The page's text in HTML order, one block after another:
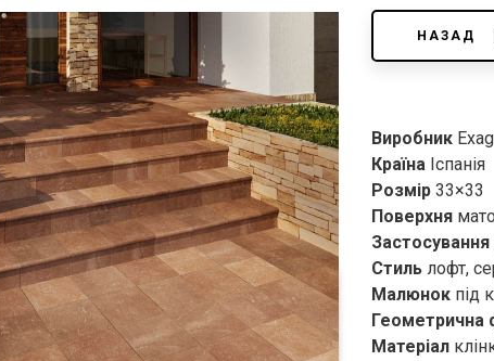
НАЗАД
Виробник
Країна Іспанія
Розмір 33×33
Поверхня
Застосування
Стиль лофт,
Малюнок під
Геометрична
Матеріал